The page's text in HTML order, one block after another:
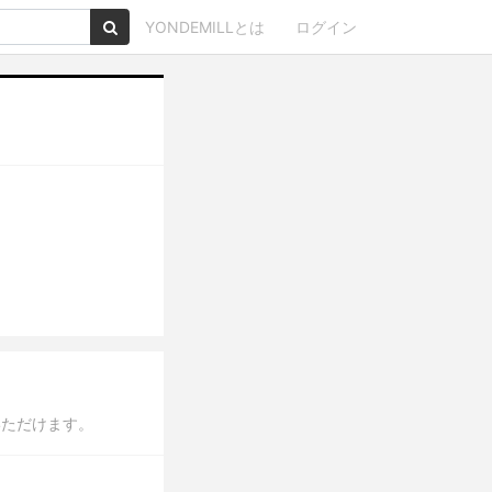
YONDEMILLとは ログイン
だけます。